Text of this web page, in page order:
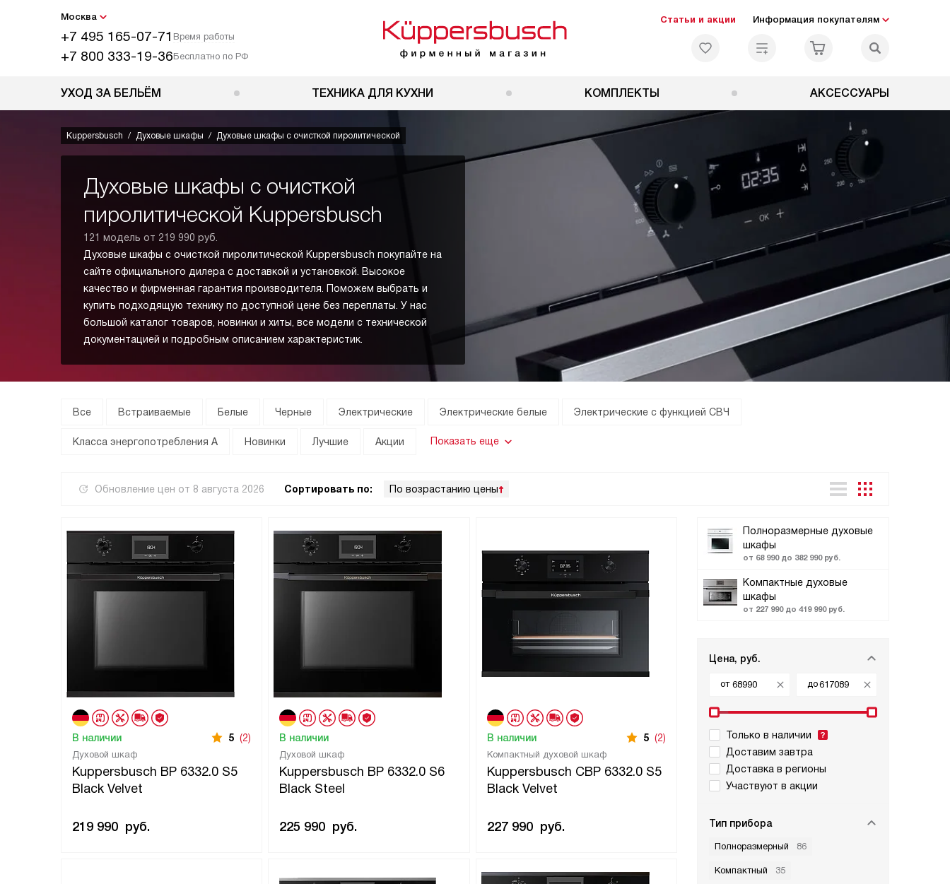
Москва
+7 495 165-07-71 Время работы
+7 800 333-19-36Бесплатно по РФ
Статьи и акции Информация покупателям
УХОД ЗА БЕЛЬЁМ ТЕХНИКА ДЛЯ КУХНИ КОМПЛЕКТЫ АКСЕССУАРЫ
Kuppersbusch Духовые шкафы Духовые шкафы с очисткой пиролитической
Духовые шкафы с очисткой
пиролитической Kuppersbusch
121 модель от 219 990 руб.
Духовые шкафы с очисткой пиролитической Kuppersbusch покупайте на
сайте официального дилера с доставкой и установкой. Высокое
качество и фирменная гарантия производителя. Поможем выбрать и
купить подходящую технику по доступной цене без переплаты. У нас
большой каталог товаров, новинки и хиты, все модели с технической
документацией и подробным описанием характеристик.
Все Встраиваемые Белые Черные Электрические Электрические белые Электрические с функцией СВЧ
Класса энергопотребления А Новинки Лучшие Акции Показать еще
Обновление цен от 8 августа 2026 Сортировать по: По возрастанию цены
Полноразмерные духовые
шкафы
от 68 990 до 382 990 руб.
Компактные духовые
шкафы
от 227 990 до 419 990 руб.
Цена, руб.
от до
Только в наличии
Доставим завтра
Доставка в регионы
Участвуют в акции
Тип прибора
Полноразмерный 86
Компактный 35
Духовой шкаф
Kuppersbusch BP 6332.0 S5
Black Velvet
В наличии 5 (2)
219 990 руб.
Духовой шкаф
Kuppersbusch BP 6332.0 S6
Black Steel
В наличии
225 990 руб.
Компактный духовой шкаф
Kuppersbusch CBP 6332.0 S5
Black Velvet
В наличии 5 (2)
227 990 руб.